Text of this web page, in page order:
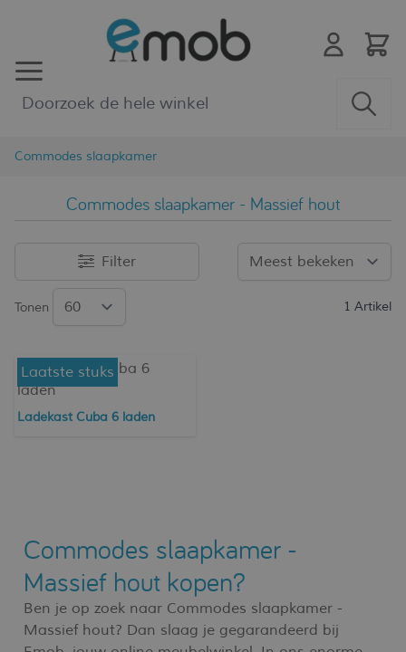
Commodes slaapkamer
Commodes slaapkamer - Massief hout
Filter
Tonen 1 Artikel
Laatste stuks
Ladekast Cuba 6 laden
Commodes slaapkamer -
Massief hout kopen?
Ben je op zoek naar Commodes slaapkamer -
Massief hout? Dan slaag je gegarandeerd bij